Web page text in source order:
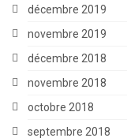
décembre 2019
novembre 2019
décembre 2018
novembre 2018
octobre 2018
septembre 2018